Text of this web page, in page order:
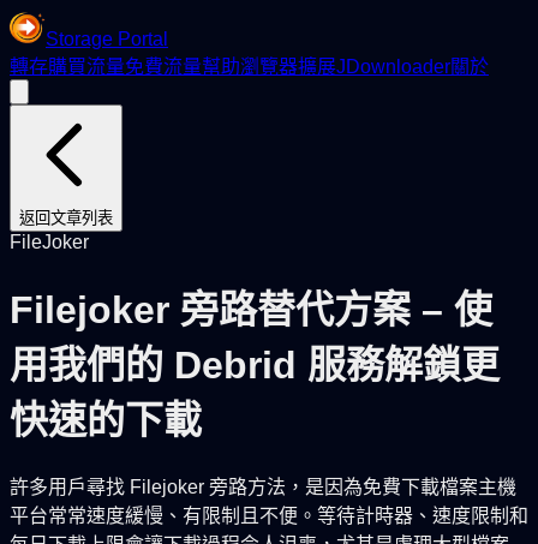
Storage Portal
轉存購買流量免費流量幫助瀏覽器擴展JDownloader關於
返回文章列表
FileJoker
Filejoker 旁路替代方案 – 使
用我們的 Debrid 服務解鎖更
快速的下載
許多用戶尋找 Filejoker 旁路方法，是因為免費下載檔案主機
平台常常速度緩慢、有限制且不便。等待計時器、速度限制和